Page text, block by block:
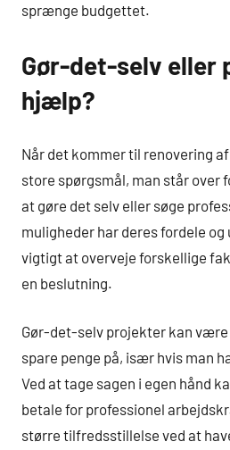
sprænge budgettet.
Gør-det-selv eller
hjælp?
Når det kommer til renovering
store spørgsmål, man står over
at gøre det selv eller søge
muligheder har deres fordele og
vigtigt at overveje forskellige
en beslutning.
Gør-det-selv projekter kan
spare penge på, især hvis man
Ved at tage sagen i egen hånd
betale for professionel
større tilfredsstillelse ved at